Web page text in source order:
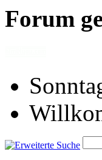
Forum